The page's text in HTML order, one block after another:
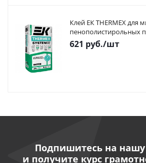
Клей ЕК THERMEX для
пенополистирольных
621 руб./шт
Подпишитесь на нашу
и получите курс